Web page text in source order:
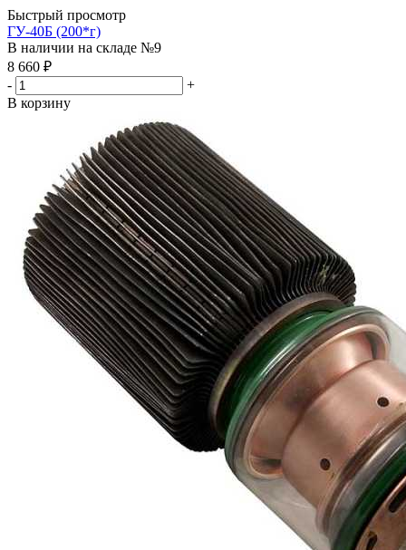
Быстрый просмотр
ГУ-40Б (200*г)
В наличии на складе №9
8 660 ₽
-
+
В корзину